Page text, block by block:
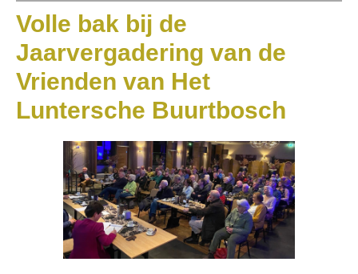
Volle bak bij de
Jaarvergadering van de
Vrienden van Het
Luntersche Buurtbosch